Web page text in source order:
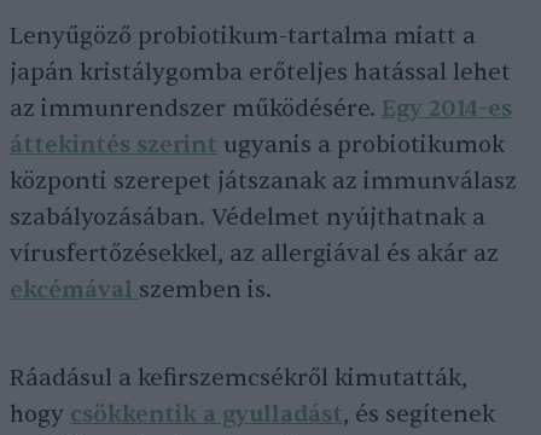
Lenyűgöző probiotikum-tartalma miatt a
japán kristálygomba erőteljes hatással lehet
az immunrendszer működésére. Egy 2014-es
áttekintés szerint ugyanis a probiotikumok
központi szerepet játszanak az immunválasz
szabályozásában. Védelmet nyújthatnak a
vírusfertőzésekkel, az allergiával és akár az
ekcémával szemben is.
Ráadásul a kefirszemcsékről kimutatták,
hogy csökkentik a gyulladást, és segítenek